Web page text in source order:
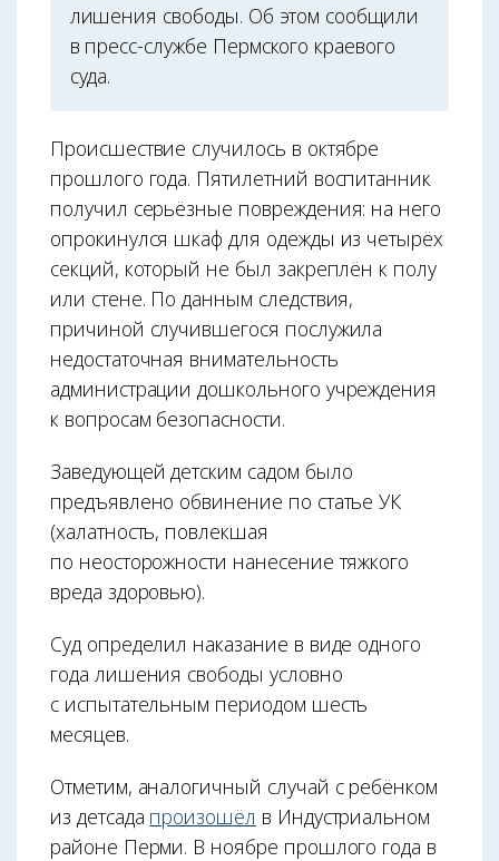
лишения свободы. Об этом сообщили
в пресс-службе Пермского краевого
суда.
Происшествие случилось в октябре
прошлого года. Пятилетний воспитанник
получил серьёзные повреждения: на него
опрокинулся шкаф для одежды из четырёх
секций, который не был закреплён к полу
или стене. По данным следствия,
причиной случившегося послужила
недостаточная внимательность
администрации дошкольного учреждения
к вопросам безопасности.
Заведующей детским садом было
предъявлено обвинение по статье УК
(халатность, повлекшая
по неосторожности нанесение тяжкого
вреда здоровью).
Суд определил наказание в виде одного
года лишения свободы условно
с испытательным периодом шесть
месяцев.
Отметим, аналогичный случай с ребёнком
из детсада произошёл в Индустриальном
районе Перми. В ноябре прошлого года в